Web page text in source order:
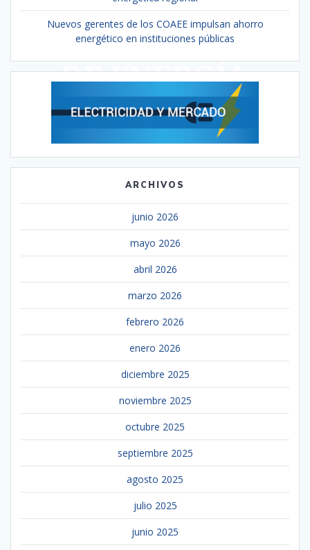
Nuevos gerentes de los COAEE impulsan ahorro
energético en instituciones públicas
ARCHIVOS
junio 2026
mayo 2026
abril 2026
marzo 2026
febrero 2026
enero 2026
diciembre 2025
noviembre 2025
octubre 2025
septiembre 2025
agosto 2025
julio 2025
junio 2025